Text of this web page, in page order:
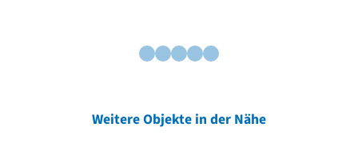
Weitere Objekte in der Nähe